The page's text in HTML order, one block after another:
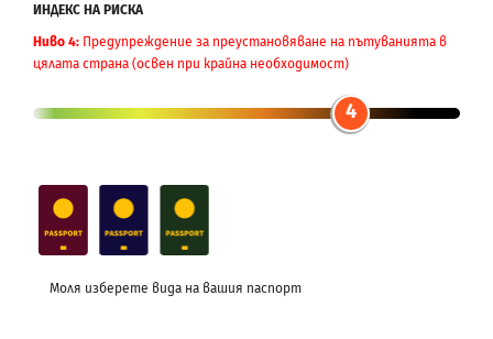
ИНДЕКС НА РИСКА
Ниво 4: Предупреждение за преустановяване на пътуванията в
цялата страна (освен при крайна необходимост)
4
Моля изберете вида на вашия паспорт